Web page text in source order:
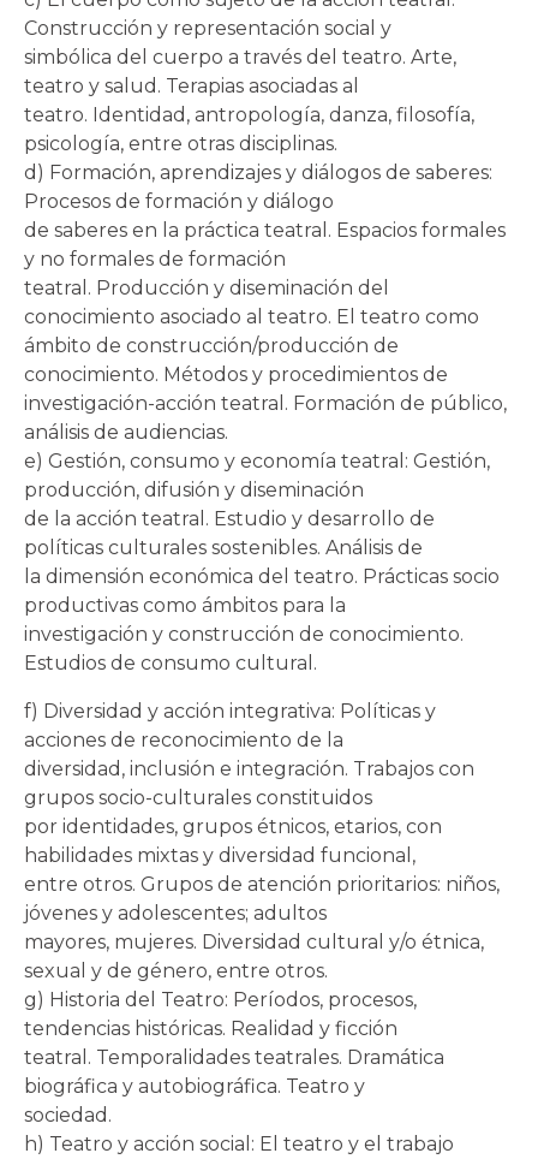
Construcción y representación social y
simbólica del cuerpo a través del teatro. Arte,
teatro y salud. Terapias asociadas al
teatro. Identidad, antropología, danza, filosofía,
psicología, entre otras disciplinas.
d) Formación, aprendizajes y diálogos de saberes:
Procesos de formación y diálogo
de saberes en la práctica teatral. Espacios formales
y no formales de formación
teatral. Producción y diseminación del
conocimiento asociado al teatro. El teatro como
ámbito de construcción/producción de
conocimiento. Métodos y procedimientos de
investigación-acción teatral. Formación de público,
análisis de audiencias.
e) Gestión, consumo y economía teatral: Gestión,
producción, difusión y diseminación
de la acción teatral. Estudio y desarrollo de
políticas culturales sostenibles. Análisis de
la dimensión económica del teatro. Prácticas socio
productivas como ámbitos para la
investigación y construcción de conocimiento.
Estudios de consumo cultural.
f) Diversidad y acción integrativa: Políticas y
acciones de reconocimiento de la
diversidad, inclusión e integración. Trabajos con
grupos socio-culturales constituidos
por identidades, grupos étnicos, etarios, con
habilidades mixtas y diversidad funcional,
entre otros. Grupos de atención prioritarios: niños,
jóvenes y adolescentes; adultos
mayores, mujeres. Diversidad cultural y/o étnica,
sexual y de género, entre otros.
g) Historia del Teatro: Períodos, procesos,
tendencias históricas. Realidad y ficción
teatral. Temporalidades teatrales. Dramática
biográfica y autobiográfica. Teatro y
sociedad.
h) Teatro y acción social: El teatro y el trabajo